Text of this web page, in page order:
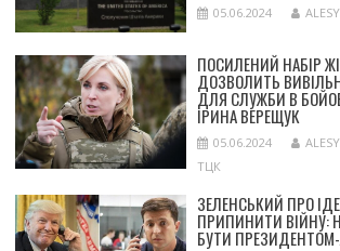
05.06.2024
ПОСИЛЕНИЙ НАБІР
ДОЗВОЛИТЬ
ДЛЯ СЛУЖБИ В
ІРИНА ВЕРЕЩУК
05.06.2024
ТЦК
ЗЕЛЕНСЬКИЙ ПРО
ПРИПИНИТИ ВІЙНУ:
БУТИ